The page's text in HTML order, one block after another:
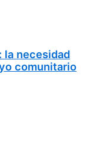
la necesidad
comunitario